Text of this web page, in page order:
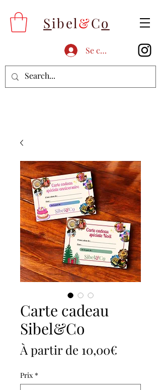
Sibel&Co
Se connecter
Carte cadeau
Sibel&Co
À partir de 10,00€
Prix *